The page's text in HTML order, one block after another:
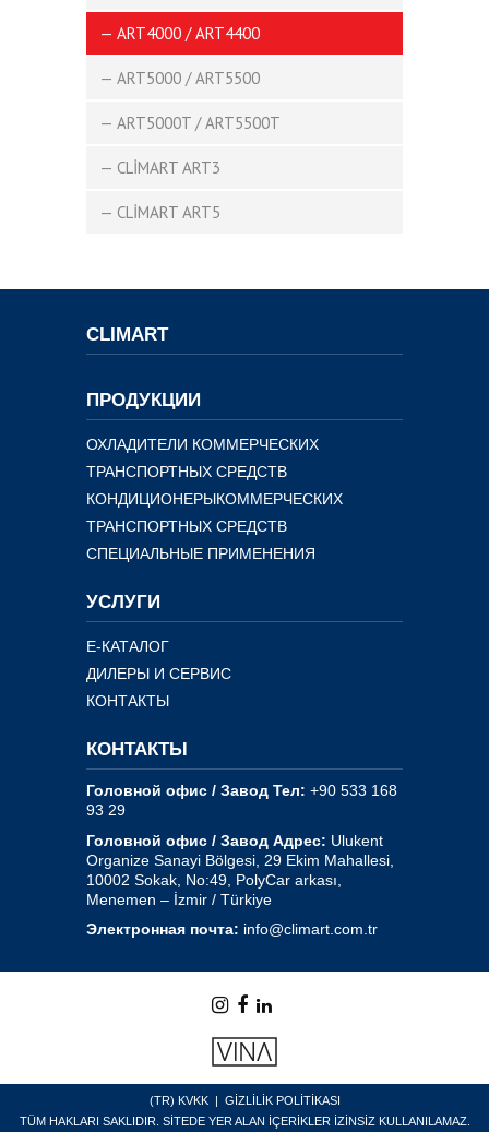
— ART4000 / ART4400
— ART5000 / ART5500
— ART5000T / ART5500T
— CLİMART ART3
— CLİMART ART5
CLIMART
ПРОДУКЦИИ
ОХЛАДИТЕЛИ КОММЕРЧЕСКИХ
ТРАНСПОРТНЫХ СРЕДСТВ
КОНДИЦИОНЕРЫКОММЕРЧЕСКИХ
ТРАНСПОРТНЫХ СРЕДСТВ
СПЕЦИАЛЬНЫЕ ПРИМЕНЕНИЯ
УСЛУГИ
E-КАТАЛОГ
ДИЛЕРЫ И СЕРВИС
КОНТАКТЫ
КОНТАКТЫ
Головной офис / Завод Тел: +90 533 168
93 29
Головной офис / Завод Адрес: Ulukent
Organize Sanayi Bölgesi, 29 Ekim Mahallesi,
10002 Sokak, No:49, PolyCar arkası,
Menemen – İzmir / Türkiye
Электронная почта: info@climart.com.tr
(TR) KVKK| GİZLİLİK POLİTİKASI
TÜM HAKLARI SAKLIDIR. SİTEDE YER ALAN İÇERİKLER İZİNSİZ KULLANILAMAZ.